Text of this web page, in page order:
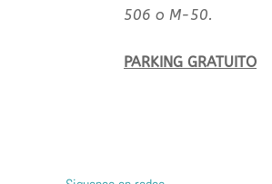
506 o M-50.
PARKING GRATUITO